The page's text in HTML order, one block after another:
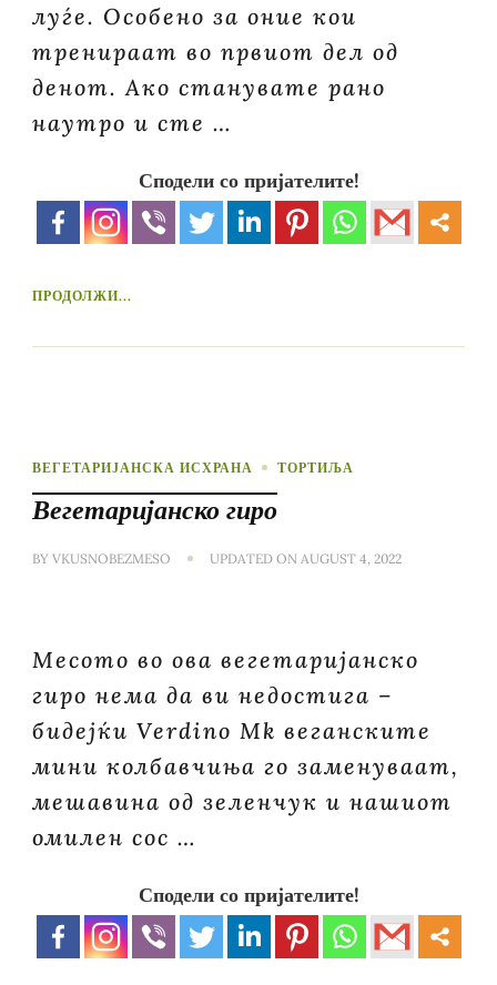
луѓе. Особено за оние кои
тренираат во првиот дел од
денот. Ако станувате рано
наутро и сте …
Сподели со пријателите!
ПРОДОЛЖИ...
ВЕГЕТАРИЈАНСКА ИСХРАНА ТОРТИЉА
Вегетаријанско гиро
BY VKUSNOBEZMESO UPDATED ON AUGUST 4, 2022
Месото во ова вегетаријанско
гиро нема да ви недостига –
бидејќи Verdino Mk веганските
мини колбавчиња го заменуваат,
мешавина од зеленчук и нашиот
омилен сос …
Сподели со пријателите!